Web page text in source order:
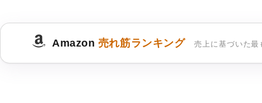
Amazon 売れ筋ランキング 売上に基づいた最